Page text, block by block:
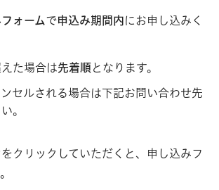
ォームで申込み期間内にお申し込みく
た場合は先着順 となります。
セルされる場合は下記お問い合わせ先
。
クリックしていただくと、申し込みフ